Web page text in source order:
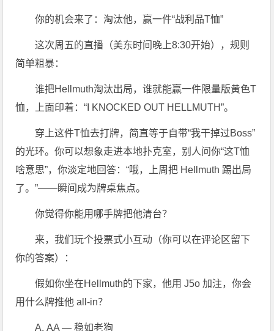
你的机会来了：淘汰他，赢一件“战利品T恤”
这次周五的直播（美东时间晚上8:30开始），规则
简单粗暴：
谁把Hellmuth淘汰出局，谁就能赢一件限量版黄色T
恤，上面印着：“I KNOCKED OUT HELLMUTH”。
穿上这件T恤去打牌，简直等于自带“我干掉过Boss”
的光环。你可以想象走进本地扑克室，别人问你“这T恤
啥意思”，你淡定地回答：“哦，上周把 Hellmuth 踢出局
了。”——瞬间成为牌桌焦点。
你觉得你能用哪手牌把他清台？
来，我们玩个投票式小互动（你可以在评论区留下
你的答案）：
假如你坐在Hellmuth的下家，他用 J5o 加注，你会
用什么牌推他 all-in？
A. AA — 稳如老狗